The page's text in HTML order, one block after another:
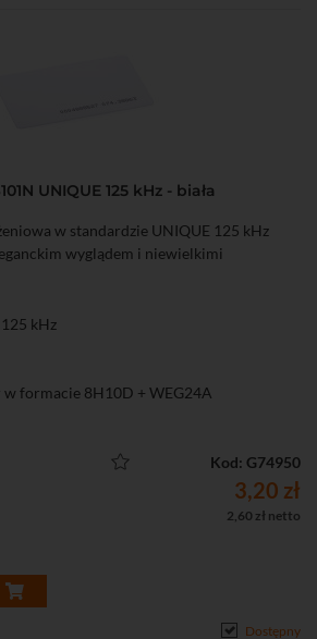
UNIQUE 125 kHz - biała
w standardzie UNIQUE 125 kHz
wyglądem i niewielkimi
kHz
formacie 8H10D + WEG24A
Kod: G74950
3,20 zł
2,60 zł netto
Dostępny